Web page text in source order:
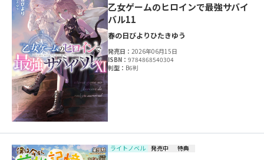
乙女ゲームのヒロインで最強サバイ
バル11
春の日びよりひたきゆう
発売日：2026年06月15日
ISBN：9784868540304
判型： B6判
ライトノベル 発売中 特典